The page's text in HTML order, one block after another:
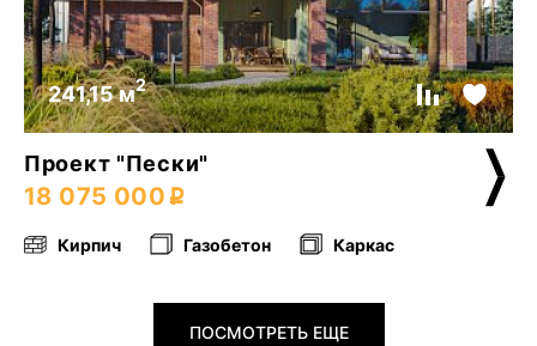
241,15 м2
Проект "Пески"
18 075 000
Кирпич Газобетон Каркас
ПОСМОТРЕТЬ ЕЩЕ